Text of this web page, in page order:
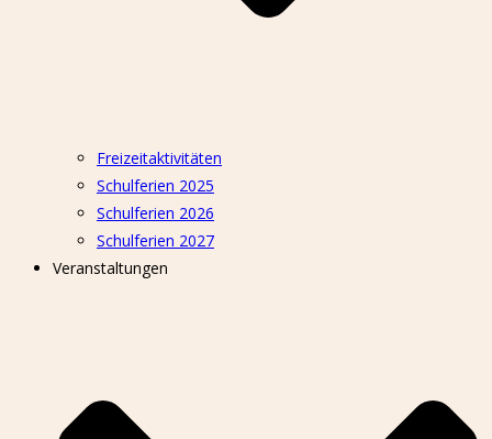
Freizeitaktivitäten
Schulferien 2025
Schulferien 2026
Schulferien 2027
Veranstaltungen